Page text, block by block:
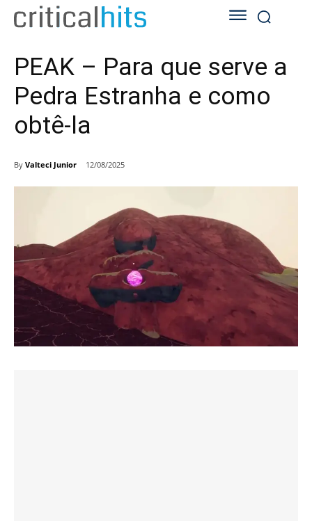
PEAK – Para que serve a
Pedra Estranha e como
obtê-la
By Valteci Junior 12/08/2025